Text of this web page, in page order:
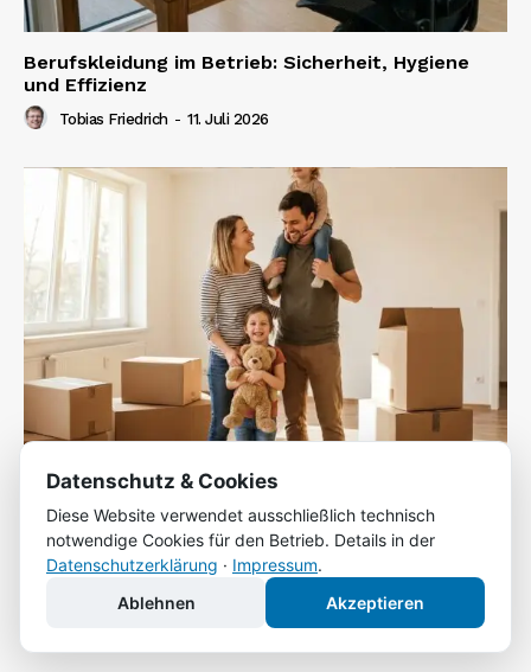
Berufskleidung im Betrieb: Sicherheit, Hygiene
und Effizienz
Tobias Friedrich - 11. Juli 2026
Umzug mit Kindern: entspannt in der neuen Stadt
ankommen
Tobias Friedrich
Datenschutz & Cookies
Diese Website verwendet ausschließlich technisch
notwendige Cookies für den Betrieb. Details in der
Datenschutzerklärung · Impressum.
Ablehnen
Akzeptieren